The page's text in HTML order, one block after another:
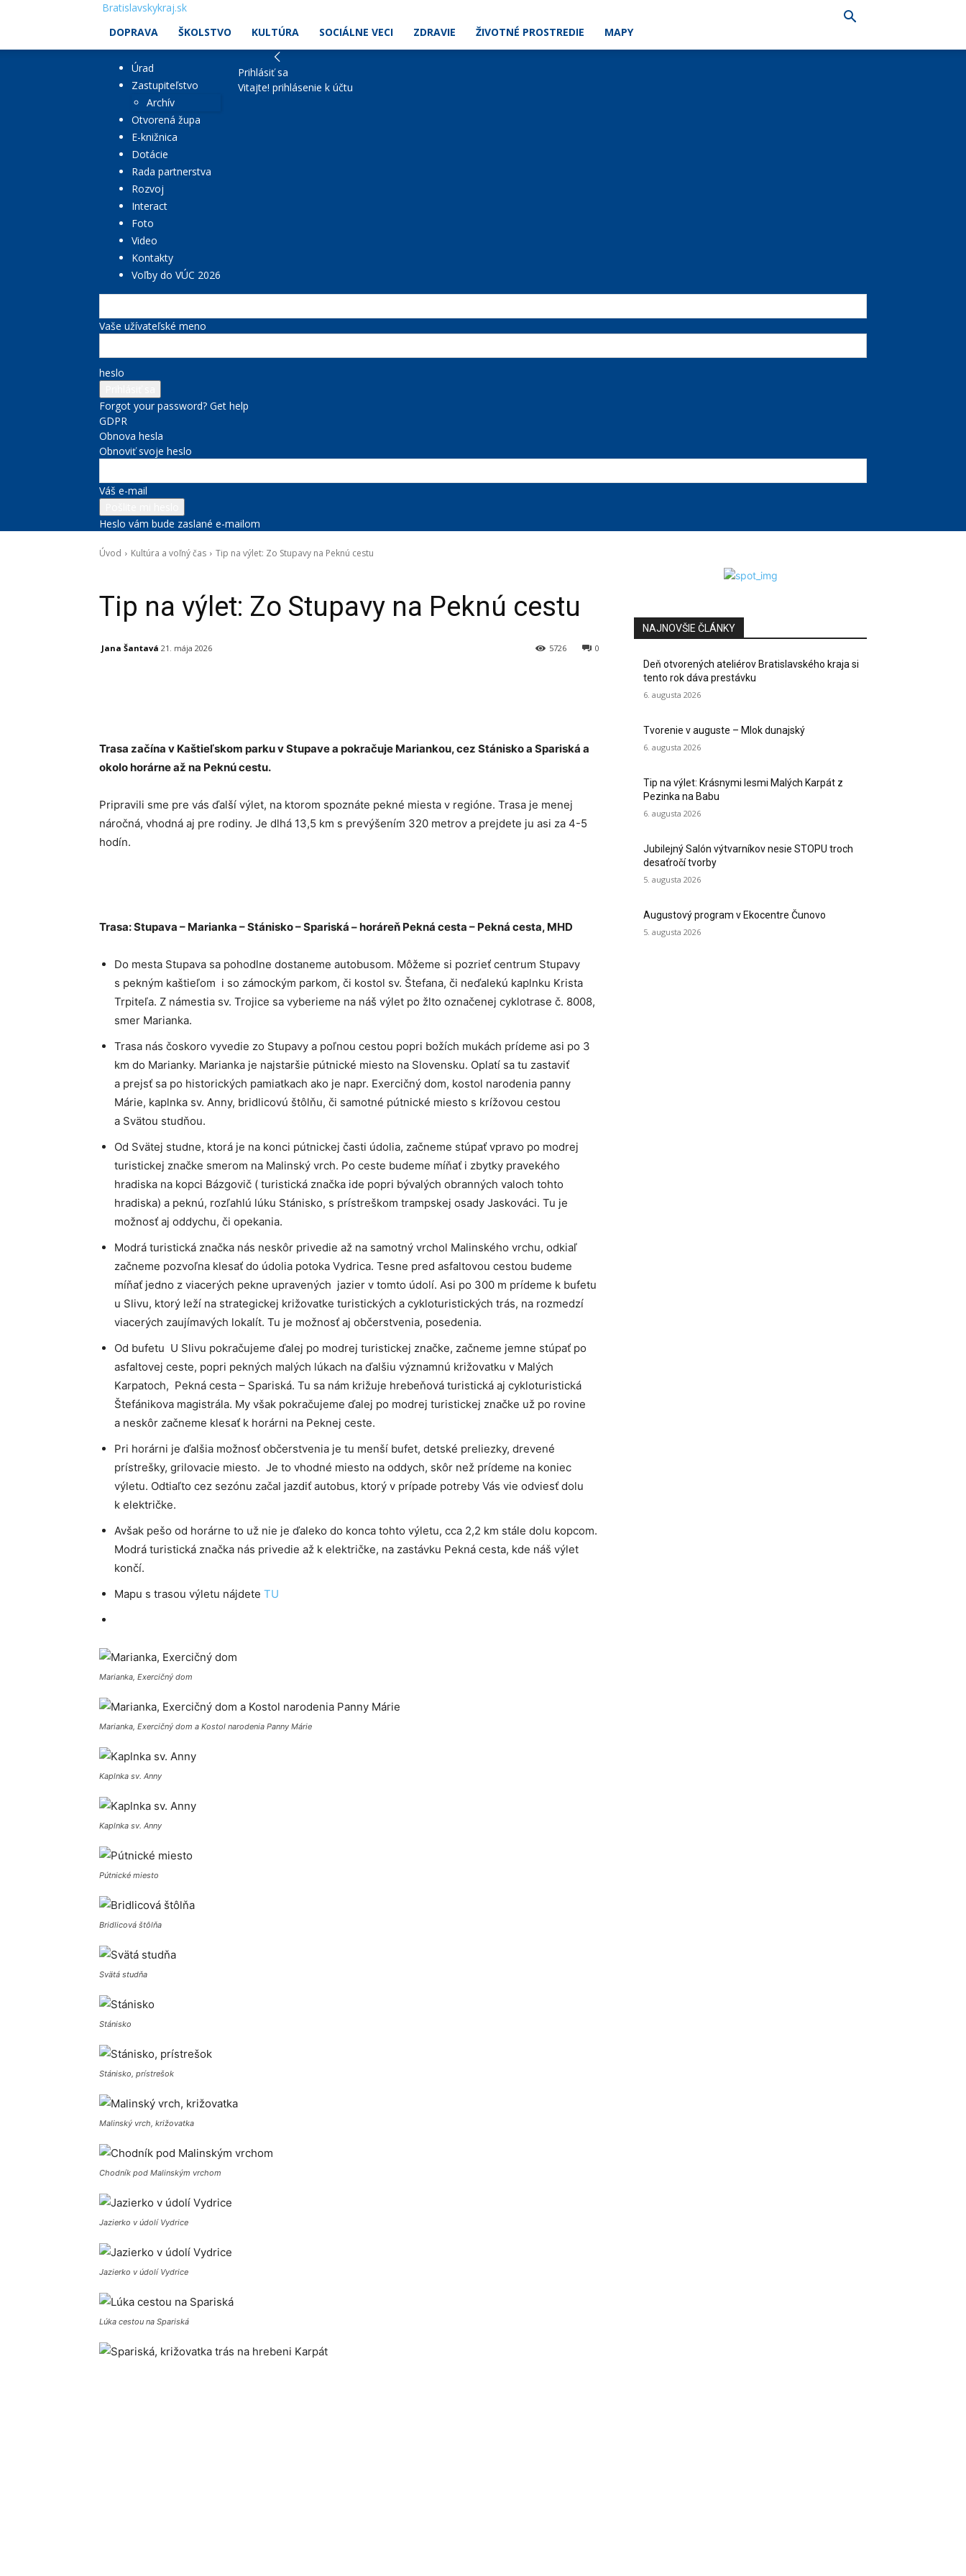
Bratislavskykraj.sk
DOPRAVA
ŠKOLSTVO KULTÚRA SOCIÁLNE VECI ZDRAVIE ŽIVOTNÉ PROSTREDIE MAPY
Úrad
Zastupiteľstvo
Archív
Otvorená župa
E-knižnica
Dotácie
Rada partnerstva
Rozvoj
Interact
Foto
Video
Kontakty
Voľby do VÚC 2026
Prihlásiť sa
Vitajte! prihlásenie k účtu
Vaše užívateľské meno
heslo
Forgot your password? Get help
GDPR
Obnova hesla
Obnoviť svoje heslo
Váš e-mail
Heslo vám bude zaslané e-mailom
Úvod Kultúra a voľný čas Tip na výlet: Zo Stupavy na Peknú cestu
Tip na výlet: Zo Stupavy na Peknú cestu
Jana Šantavá 21. mája 2026 0
5726
Trasa začína v Kaštieľskom parku v Stupave a pokračuje Mariankou, cez Stánisko a Spariská a
okolo horárne až na Peknú cestu.
Pripravili sme pre vás ďalší výlet, na ktorom spoznáte pekné miesta v regióne. Trasa je menej
náročná, vhodná aj pre rodiny. Je dlhá 13,5 km s prevýšením 320 metrov a prejdete ju asi za 4-5
hodín.
Trasa: Stupava – Marianka – Stánisko – Spariská – horáreň Pekná cesta – Pekná cesta, MHD
Do mesta Stupava sa pohodlne dostaneme autobusom. Môžeme si pozrieť centrum Stupavy
s pekným kaštieľom i so zámockým parkom, či kostol sv. Štefana, či neďalekú kaplnku Krista
Trpiteľa. Z námestia sv. Trojice sa vyberieme na náš výlet po žlto označenej cyklotrase č. 8008,
smer Marianka.
Trasa nás čoskoro vyvedie zo Stupavy a poľnou cestou popri božích mukách prídeme asi po 3
km do Marianky. Marianka je najstaršie pútnické miesto na Slovensku. Oplatí sa tu zastaviť
a prejsť sa po historických pamiatkach ako je napr. Exercičný dom, kostol narodenia panny
Márie, kaplnka sv. Anny, bridlicovú štôlňu, či samotné pútnické miesto s krížovou cestou
a Svätou studňou.
Od Svätej studne, ktorá je na konci pútnickej časti údolia, začneme stúpať vpravo po modrej
turistickej značke smerom na Malinský vrch. Po ceste budeme míňať i zbytky pravekého
hradiska na kopci Bázgovič ( turistická značka ide popri bývalých obranných valoch tohto
hradiska) a peknú, rozľahlú lúku Stánisko, s prístreškom trampskej osady Jaskováci. Tu je
možnosť aj oddychu, či opekania.
Modrá turistická značka nás neskôr privedie až na samotný vrchol Malinského vrchu, odkiaľ
začneme pozvoľna klesať do údolia potoka Vydrica. Tesne pred asfaltovou cestou budeme
míňať jedno z viacerých pekne upravených jazier v tomto údolí. Asi po 300 m prídeme k bufetu
u Slivu, ktorý leží na strategickej križovatke turistických a cykloturistických trás, na rozmedzí
viacerých zaujímavých lokalít. Tu je možnosť aj občerstvenia, posedenia.
Od bufetu U Slivu pokračujeme ďalej po modrej turistickej značke, začneme jemne stúpať po
asfaltovej ceste, popri pekných malých lúkach na ďalšiu významnú križovatku v Malých
Karpatoch, Pekná cesta – Spariská. Tu sa nám križuje hrebeňová turistická aj cykloturistická
Štefánikova magistrála. My však pokračujeme ďalej po modrej turistickej značke už po rovine
a neskôr začneme klesať k horárni na Peknej ceste.
Pri horárni je ďalšia možnosť občerstvenia je tu menší bufet, detské preliezky, drevené
prístrešky, grilovacie miesto. Je to vhodné miesto na oddych, skôr než prídeme na koniec
výletu. Odtiaľto cez sezónu začal jazdiť autobus, ktorý v prípade potreby Vás vie odviesť dolu
k električke.
Avšak pešo od horárne to už nie je ďaleko do konca tohto výletu, cca 2,2 km stále dolu kopcom.
Modrá turistická značka nás privedie až k električke, na zastávku Pekná cesta, kde náš výlet
končí.
Mapu s trasou výletu nájdete TU
Marianka, Exercičný dom
Marianka, Exercičný dom a Kostol narodenia Panny Márie
Kaplnka sv. Anny
Kaplnka sv. Anny
Pútnické miesto
Bridlicová štôlňa
Svätá studňa
Stánisko
Stánisko, prístrešok
Malinský vrch, križovatka
Chodník pod Malinským vrchom
Jazierko v údolí Vydrice
Jazierko v údolí Vydrice
Lúka cestou na Spariská
NAJNOVŠIE ČLÁNKY
Deň otvorených ateliérov Bratislavského kraja si
tento rok dáva prestávku
6. augusta 2026
Tvorenie v auguste – Mlok dunajský
6. augusta 2026
Tip na výlet: Krásnymi lesmi Malých Karpát z
Pezinka na Babu
6. augusta 2026
Jubilejný Salón výtvarníkov nesie STOPU troch
desaťročí tvorby
5. augusta 2026
Augustový program v Ekocentre Čunovo
5. augusta 2026